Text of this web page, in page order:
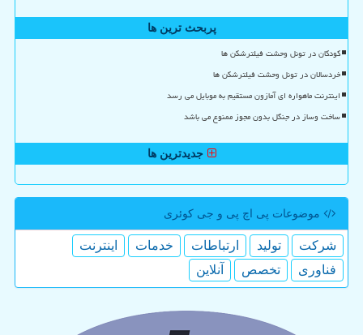
پربحث ترین ها
کودکان در تونل وحشت فیلترشکن ها
خردسالان در تونل وحشت فیلترشکن ها
اینترنت ماهواره ای آمازون مستقیم به موبایل می رسد
ساخت وساز در جنگل بدون مجوز ممنوع می باشد
جدیدترین ها
موضوعات پی اچ پی و جی كوئری
شركت تولید ارتباطات خدمات
اینترنت
فناوری
تخصص آنلاین